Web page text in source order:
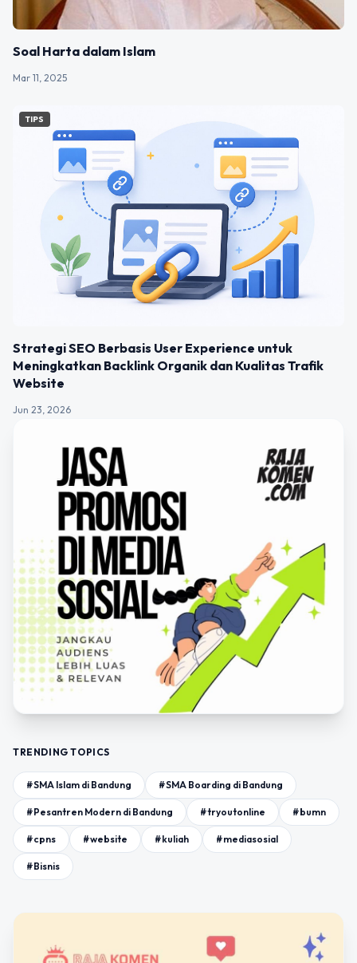
Soal Harta dalam Islam
Mar 11, 2025
TIPS
Strategi SEO Berbasis User Experience untuk
Meningkatkan Backlink Organik dan Kualitas Trafik
Website
Jun 23, 2026
TRENDING TOPICS
#SMA Islam di Bandung #SMA Boarding di Bandung
#Pesantren Modern di Bandung #tryoutonline #bumn
#cpns #website #kuliah #mediasosial
#Bisnis